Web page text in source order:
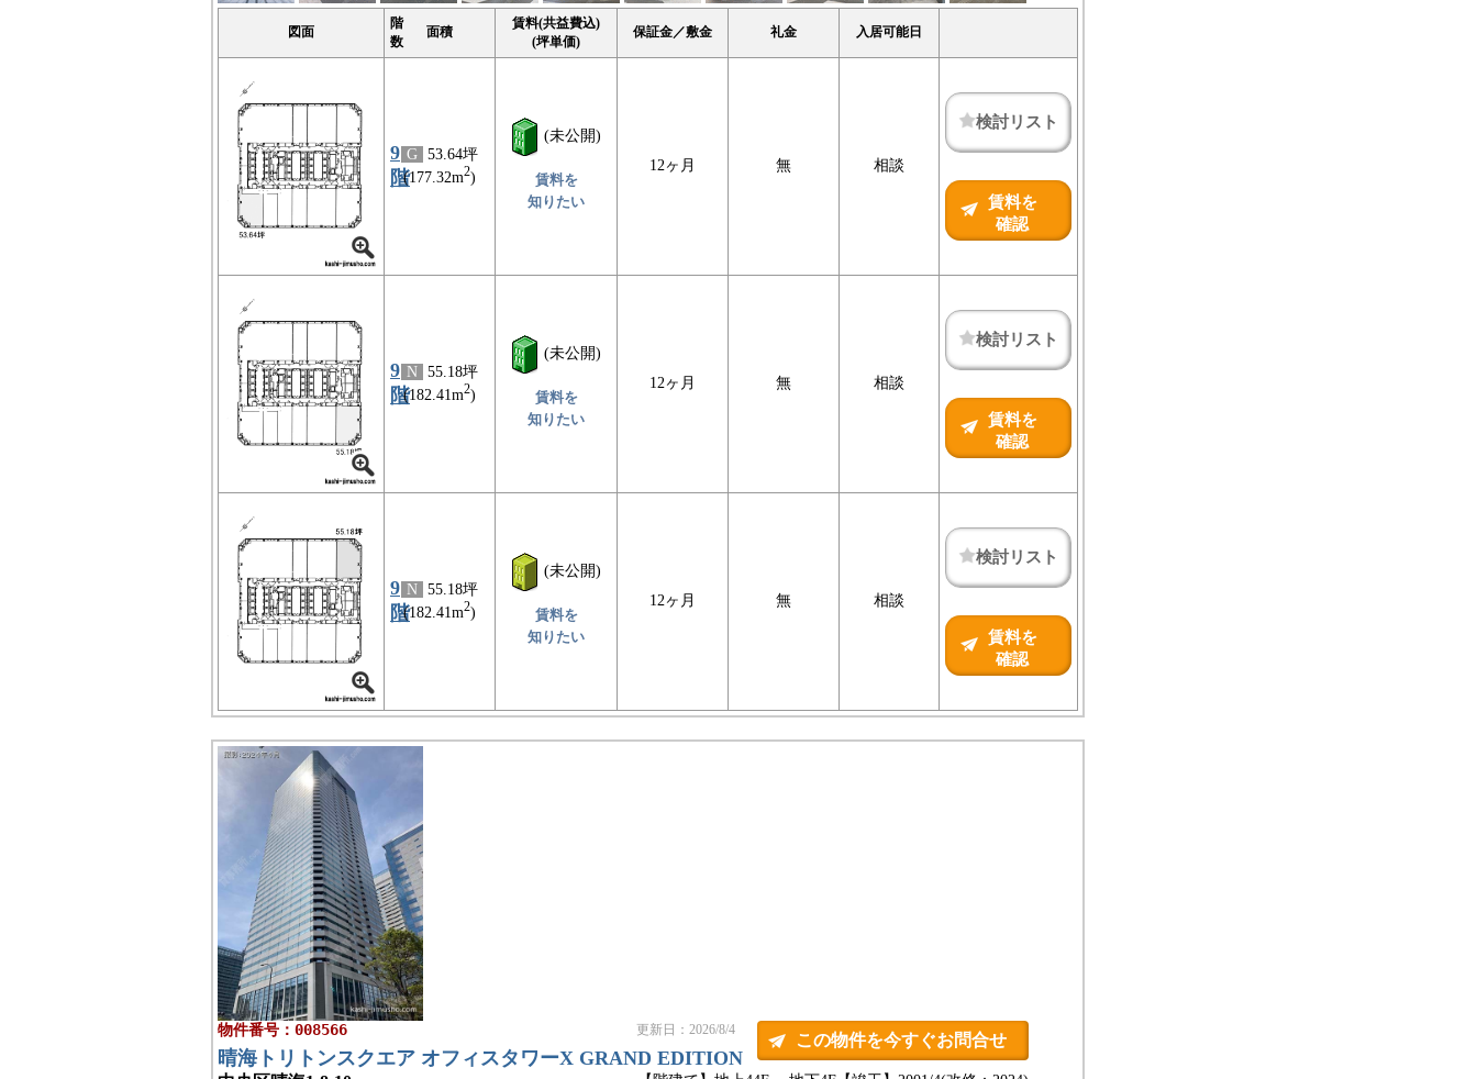
図面
階
数
面積
賃料(共益費込)
(坪単価)
保証金／敷金 礼金 入居可能日
9
階
G 53.64坪
(177.32m2)
(未公開)
賃料を
知りたい
12ヶ月 無 相談
検討リスト
賃料を
確認
9
階
N 55.18坪
(182.41m2)
(未公開)
賃料を
知りたい
12ヶ月 無 相談
検討リスト
賃料を
確認
9
階
N 55.18坪
(182.41m2)
(未公開)
賃料を
知りたい
12ヶ月 無 相談
検討リスト
賃料を
確認
物件番号：008566 更新日：2026/8/4
この物件を今すぐお問合せ
晴海トリトンスクエア オフィスタワーX GRAND EDITION